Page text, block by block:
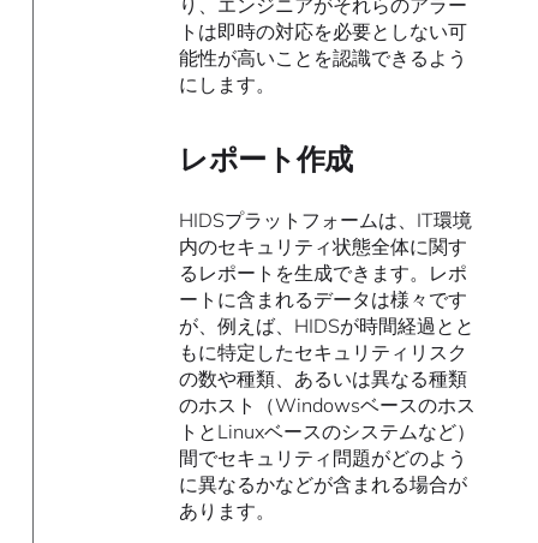
り、エンジニアがそれらのアラー
トは即時の対応を必要としない可
能性が高いことを認識できるよう
にします。
レポート作成
HIDSプラットフォームは、IT環境
内のセキュリティ状態全体に関す
るレポートを生成できます。レポ
ートに含まれるデータは様々です
が、例えば、HIDSが時間経過とと
もに特定したセキュリティリスク
の数や種類、あるいは異なる種類
のホスト（Windowsベースのホス
トとLinuxベースのシステムなど）
間でセキュリティ問題がどのよう
に異なるかなどが含まれる場合が
あります。